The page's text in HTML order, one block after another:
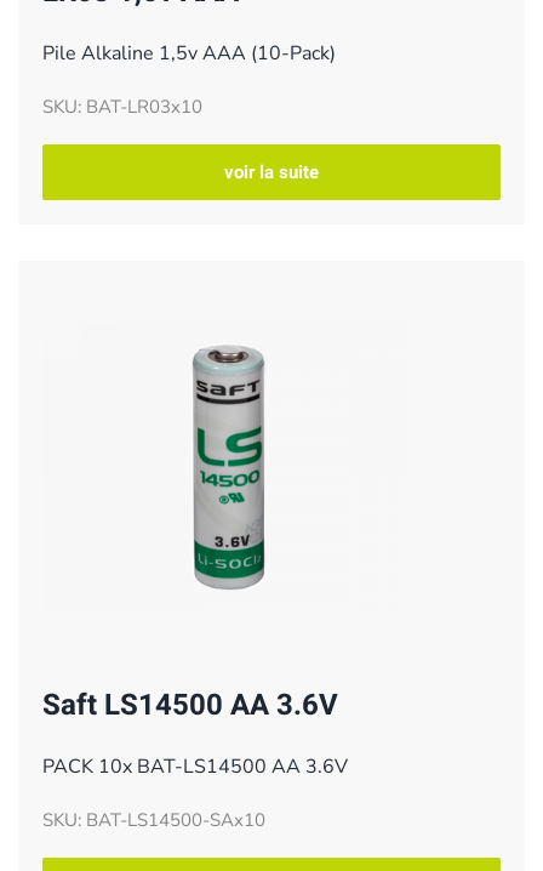
Pile Alkaline 1,5v AAA (10-Pack)
SKU: BAT-LR03x10
voir la suite
Saft LS14500 AA 3.6V
PACK 10x BAT-LS14500 AA 3.6V
SKU: BAT-LS14500-SAx10